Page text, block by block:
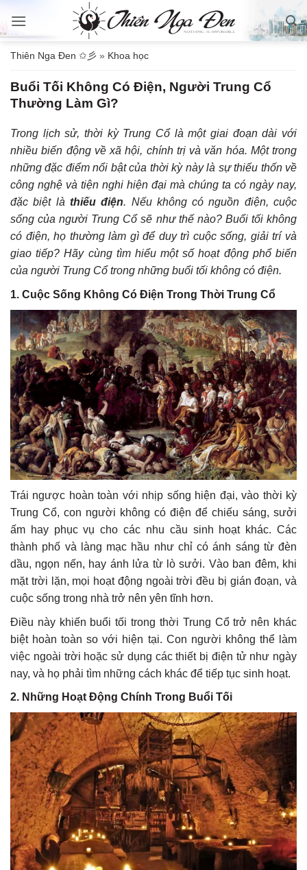
qua
dungThiên Nga Đen ✩彡 » Khoa học
Buổi Tối Không Có Điện, Người Trung Cổ
Thường Làm Gì?
Trong lịch sử, thời kỳ Trung Cổ là một giai đoạn dài với
nhiều biến động về xã hội, chính trị và văn hóa. Một trong
những đặc điểm nổi bật của thời kỳ này là sự thiếu thốn về
công nghệ và tiện nghi hiện đại mà chúng ta có ngày nay,
đặc biệt là thiếu điện. Nếu không có nguồn điện, cuộc
sống của người Trung Cổ sẽ như thế nào? Buổi tối không
có điện, họ thường làm gì để duy trì cuộc sống, giải trí và
giao tiếp? Hãy cùng tìm hiểu một số hoạt động phổ biến
của người Trung Cổ trong những buổi tối không có điện.
1. Cuộc Sống Không Có Điện Trong Thời Trung Cổ
Trái ngược hoàn toàn với nhịp sống hiện đại, vào thời kỳ
Trung Cổ, con người không có điện để chiếu sáng, sưởi
ấm hay phục vụ cho các nhu cầu sinh hoạt khác. Các
thành phố và làng mạc hầu như chỉ có ánh sáng từ đèn
dầu, ngọn nến, hay ánh lửa từ lò sưởi. Vào ban đêm, khi
mặt trời lặn, mọi hoạt động ngoài trời đều bị gián đoạn, và
cuộc sống trong nhà trở nên yên tĩnh hơn.
Điều này khiến buổi tối trong thời Trung Cổ trở nên khác
biệt hoàn toàn so với hiện tại. Con người không thể làm
việc ngoài trời hoặc sử dụng các thiết bị điện tử như ngày
nay, và họ phải tìm những cách khác để tiếp tục sinh hoạt.
2. Những Hoạt Động Chính Trong Buổi Tối